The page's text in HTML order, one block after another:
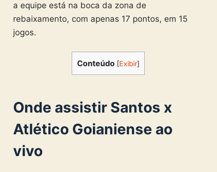
a equipe está na boca da zona de
rebaixamento, com apenas 17 pontos, em 15
jogos.
Conteúdo [Exibir]
Onde assistir Santos x
Atlético Goianiense ao
vivo